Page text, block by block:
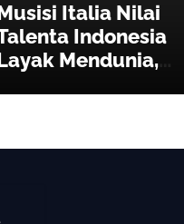
Italia Nilai
Indonesia
Mendunia,